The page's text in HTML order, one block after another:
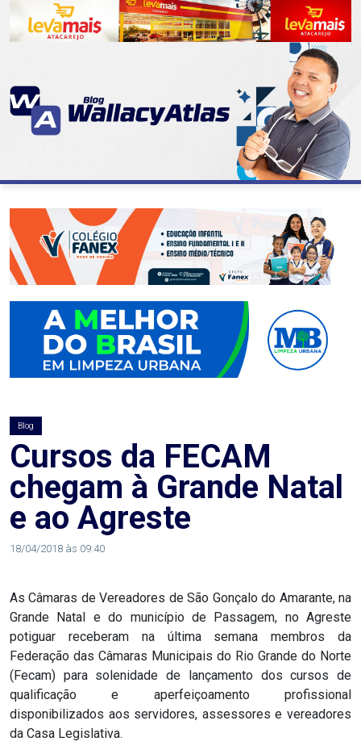
07
DE
ABASTECIMENTO
AÇÃO
SOCIAL
ADMINISTRAÇÃO
AGOSTO
ALEGRIA
ALRN
ANIVERSARIANTE
PARLAMENTAR
ARTIGO
ASSEMBLEIA
DO
Blog
Cursos da FECAM
chegam à Grande Natal
e ao Agreste
18/04/2018 às 09:40
As Câmaras de Vereadores de São Gonçalo do Amarante, na
Grande Natal e do município de Passagem, no Agreste
potiguar receberam na última semana membros da
Federação das Câmaras Municipais do Rio Grande do Norte
(Fecam) para solenidade de lançamento dos cursos de
qualificação e aperfeiçoamento profissional
disponibilizados aos servidores, assessores e vereadores
da Casa Legislativa.